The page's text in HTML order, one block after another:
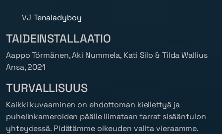
VJ Tenaladyboy
TAIDEINSTALLAATIO
Aappo Törmänen, Aki Nummela, Kati Silo & Tilda Wallius
Ansa, 2021
TURVALLISUUS
Kaikki kuvaaminen on ehdottoman kiellettyä ja
puhelinkameroiden päälle liimataan tarrat sisääntulon
yhteydessä. Pidätämme oikeuden valita vieraamme.